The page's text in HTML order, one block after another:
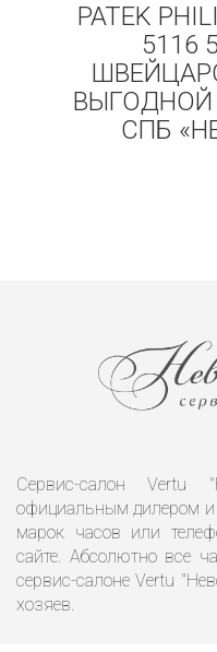
PATEK
5116
ВЫГОДНОЙ
СПБ
Сервис-салон Vertu
официальным дилером
марок часов или
сайте. Абсолютно все
сервис-салоне Vertu
хозяев.